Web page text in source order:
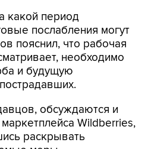
какой период
послабления могут
пояснил, что рабочая
необходимо
и будущую
обсуждаются и
Wildberries,
раскрывать